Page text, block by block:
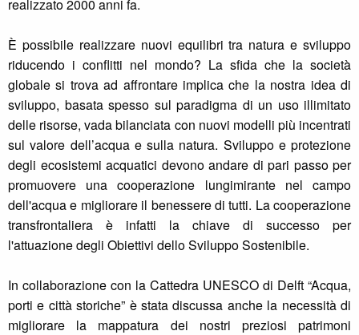
realizzato 2000 anni fa.
È possibile realizzare nuovi equilibri tra natura e sviluppo
riducendo i conflitti nel mondo? La sfida che la società
globale si trova ad affrontare implica che la nostra idea di
sviluppo, basata spesso sul paradigma di un uso illimitato
delle risorse, vada bilanciata con nuovi modelli più incentrati
sul valore dell’acqua e sulla natura. Sviluppo e protezione
degli ecosistemi acquatici devono andare di pari passo per
promuovere una cooperazione lungimirante nel campo
dell'acqua e migliorare il benessere di tutti. La cooperazione
transfrontaliera è infatti la chiave di successo per
l'attuazione degli Obiettivi dello Sviluppo Sostenibile.
In collaborazione con la Cattedra UNESCO di Delft “Acqua,
porti e città storiche” è stata discussa anche la necessità di
migliorare la mappatura dei nostri preziosi patrimoni